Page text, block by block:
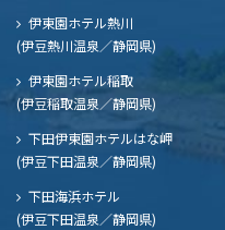
伊東園ホテル熱川
(伊豆熱川温泉／静岡県)
伊東園ホテル稲取
(伊豆稲取温泉／静岡県)
下田伊東園ホテルはな岬
(伊豆下田温泉／静岡県)
下田海浜ホテル
(伊豆下田温泉／静岡県)